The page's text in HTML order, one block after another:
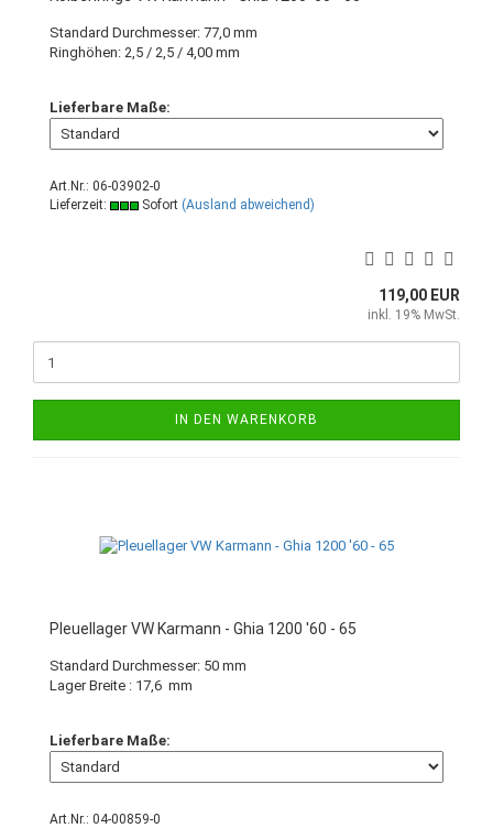
Standard Durchmesser: 77,0 mm
Ringhöhen: 2,5 / 2,5 / 4,00 mm
Lieferbare Maße:
Art.Nr.: 06-03902-0
Lieferzeit:
Sofort (Ausland abweichend)
119,00 EUR
inkl. 19% MwSt.
IN DEN WARENKORB
Pleuellager VW Karmann - Ghia 1200 '60 - 65
Standard Durchmesser: 50 mm
Lager Breite : 17,6 mm
Lieferbare Maße:
Art.Nr.: 04-00859-0